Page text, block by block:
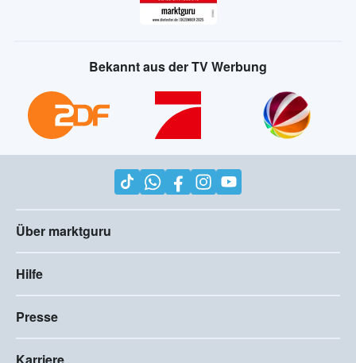
Bekannt aus der TV Werbung
Über marktguru
Hilfe
Presse